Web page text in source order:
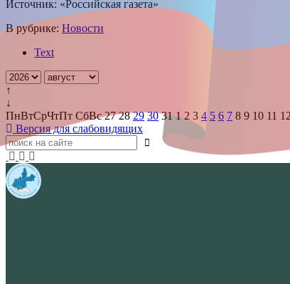
Источник: «Российская газета»
В рубрике: Новости
Text
↑
↓
ПнВтСрЧтПт СбВс 27 28 29 30 31 1 2 3 4 5 6 7 8 9 10 11 12
Версия для слабовидящих